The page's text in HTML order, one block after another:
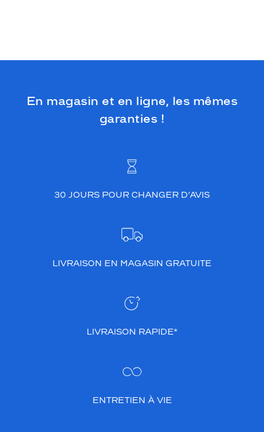
En magasin et en ligne, les mêmes
garanties !
30 JOURS POUR CHANGER D’AVIS
LIVRAISON EN MAGASIN GRATUITE
LIVRAISON RAPIDE*
ENTRETIEN À VIE